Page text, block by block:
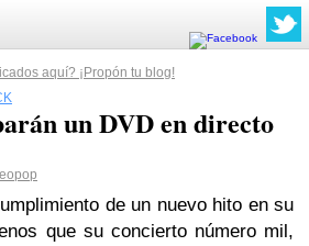
aquí? ¡Propón tu blog!
un DVD en directo
de un nuevo hito en su
que su concierto número mil,